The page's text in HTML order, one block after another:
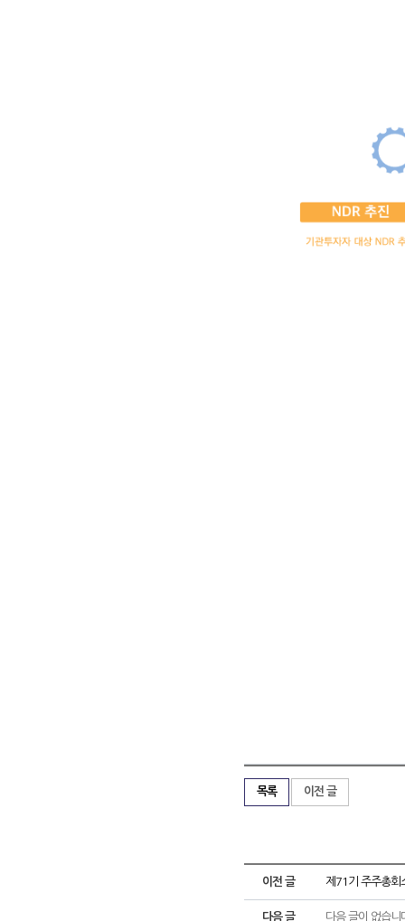
목록 이전 글
이전 글 제71기 주주총회
다음 글 다음 글이 없습니